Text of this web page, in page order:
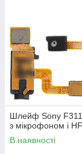
Шлейф Sony
з мікрофоном і HF
В наявності